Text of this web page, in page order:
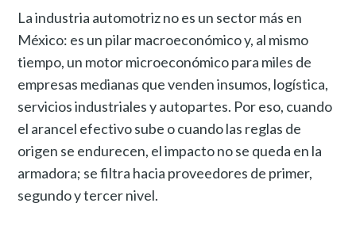
La industria automotriz no es un sector más en
México: es un pilar macroeconómico y, al mismo
tiempo, un motor microeconómico para miles de
empresas medianas que venden insumos, logística,
servicios industriales y autopartes. Por eso, cuando
el arancel efectivo sube o cuando las reglas de
origen se endurecen, el impacto no se queda en la
armadora; se filtra hacia proveedores de primer,
segundo y tercer nivel.